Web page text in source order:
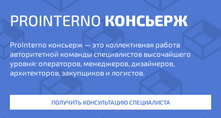
PROINTERNO КОНСЬЕРЖ
ProInterno консьерж — это коллективная работа
авторитетной команды специалистов высочайшего
уровня: операторов, менеджеров, дизайнеров,
архитекторов, закупщиков и логистов.
ПОЛУЧИТЬ КОНСУЛЬТАЦИЮ СПЕЦИАЛИСТА